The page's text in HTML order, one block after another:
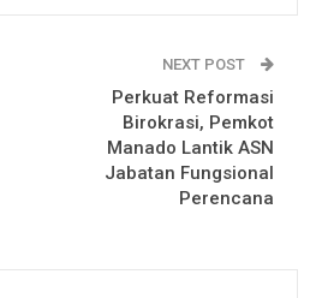
NEXT POST
Perkuat Reformasi
Birokrasi, Pemkot
Manado Lantik ASN
Jabatan Fungsional
Perencana